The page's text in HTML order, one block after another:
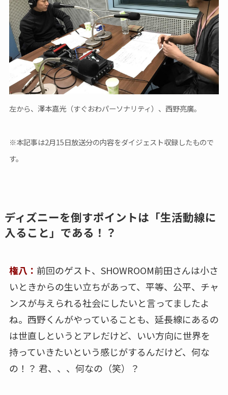
左から、澤本嘉光（すぐおわパーソナリティ）、西野亮廣。
※本記事は2月15日放送分の内容をダイジェスト収録したもので
す。
ディズニーを倒すポイントは「生活動線に
入ること」である！？
権八： 前回のゲスト、SHOWROOM前田さんは小さ
いときからの生い立ちがあって、平等、公平、チャ
ンスが与えられる社会にしたいと言ってましたよ
ね。西野くんがやっていることも、延長線にあるの
は世直しというとアレだけど、いい方向に世界を
持っていきたいという感じがするんだけど、何な
の！？ 君、、、何なの（笑）？